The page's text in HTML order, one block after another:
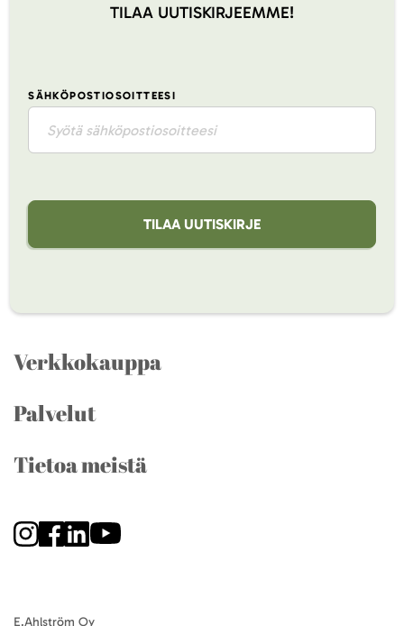
TILAA UUTISKIRJEEMME!
SÄHKÖPOSTIOSOITTEESI
TILAA UUTISKIRJE
Verkkokauppa
Palvelut
Tietoa meistä
E.Ahlström Oy